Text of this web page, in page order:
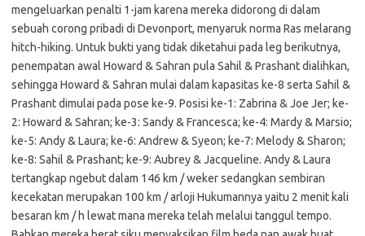
mengeluarkan penalti 1-jam karena mereka didorong di dalam
sebuah corong pribadi di Devonport, menyaruk norma Ras melarang
hitch-hiking. Untuk bukti yang tidak diketahui pada leg berikutnya,
penempatan awal Howard & Sahran pula Sahil & Prashant dialihkan,
sehingga Howard & Sahran mulai dalam kapasitas ke-8 serta Sahil &
Prashant dimulai pada pose ke-9. Posisi ke-1: Zabrina & Joe Jer; ke-
2: Howard & Sahran; ke-3: Sandy & Francesca; ke-4: Mardy & Marsio;
ke-5: Andy & Laura; ke-6: Andrew & Syeon; ke-7: Melody & Sharon;
ke-8: Sahil & Prashant; ke-9: Aubrey & Jacqueline. Andy & Laura
tertangkap ngebut dalam 146 km / weker sedangkan sembiran
kecekatan merupakan 100 km / arloji Hukumannya yaitu 2 menit kali
besaran km / h lewat mana mereka telah melalui tanggul tempo.